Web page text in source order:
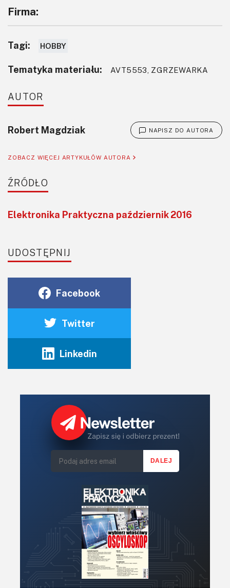
Firma:
Tagi: HOBBY
Tematyka materiału: AVT5553, ZGRZEWARKA
AUTOR
Robert Magdziak NAPISZ DO AUTORA
ZOBACZ WIĘCEJ ARTYKUŁÓW AUTORA
ŹRÓDŁO
Elektronika Praktyczna październik 2016
UDOSTĘPNIJ
Facebook
Twitter
Linkedin